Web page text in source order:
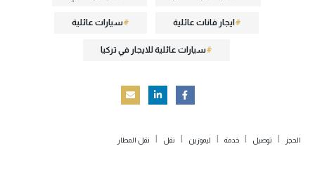
ايجار فانات عائلية سيارات عائلية
سيارات عائلية للايجار في تركيا
الحجز | توصيل | خدمة | ليموزين | نقل | نقل المطار